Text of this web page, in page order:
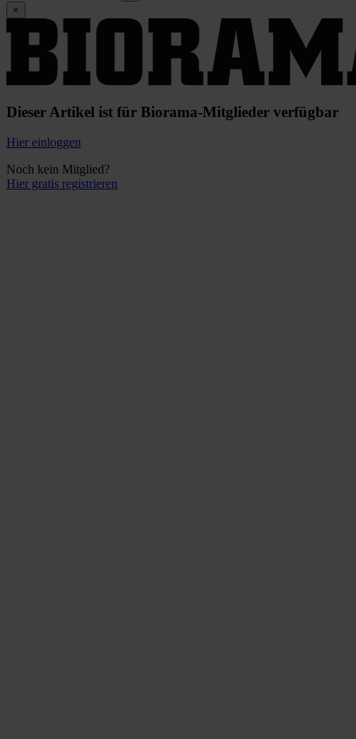
×
Dieser Artikel ist für Biorama-Mitglieder verfügbar
Hier einloggen
Noch kein Mitglied?
Hier gratis registrieren